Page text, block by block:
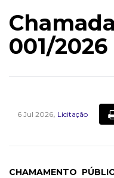
001/2026
6 Jul 2026, Licitação
CHAMAMENTO